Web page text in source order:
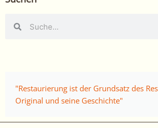
"Restaurierung ist der Grundsatz des
Original und seine Geschichte"